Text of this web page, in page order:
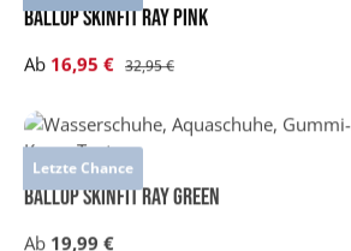
BALLOP Skinfit Ray pink
Verkaufspreis:
Ab 16,95 € Regulärer Preis:
32,95 €
Letzte Chance
BALLOP Skinfit Ray green
Regulärer Preis:
Ab 19,99 €